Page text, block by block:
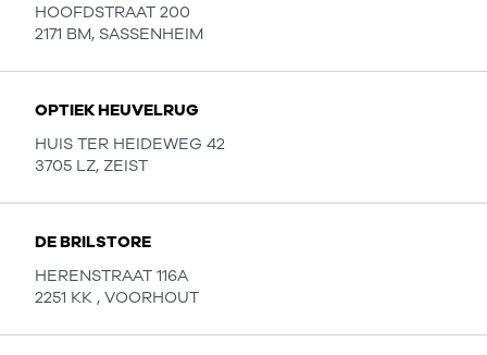
HOOFDSTRAAT 200
2171 BM, SASSENHEIM
OPTIEK HEUVELRUG
HUIS TER HEIDEWEG 42
3705 LZ, ZEIST
DE BRILSTORE
HERENSTRAAT 116A
2251 KK , VOORHOUT